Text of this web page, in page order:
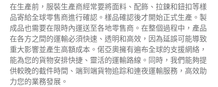
在生產前，服裝生產商經常要將面料、配飾、拉鍊和鈕扣等樣
品寄給全球零售商進行確認。樣品確認後才開始正式生產。製
成品也需要在限時內運送至各地零售商。在整個過程中，產品
在各方之間的運輸必須快速、透明和高效，因為延誤可能導致
重大影響並產生高額成本。偌亞奧擁有遍布全球的支援網絡，
能為您的貨物安排快捷、靈活的運輸路線。同時，我們能夠提
供較晚的截件時間、端到端貨物追踪和連夜運輸服務，高效助
力您的業務發展。
關